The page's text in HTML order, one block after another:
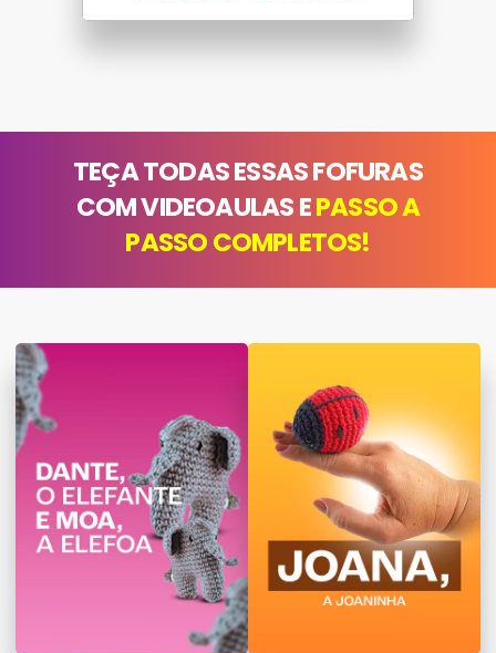
TEÇA TODAS ESSAS FOFURAS
COM VIDEOAULAS EPASSO A
PASSO COMPLETOS!